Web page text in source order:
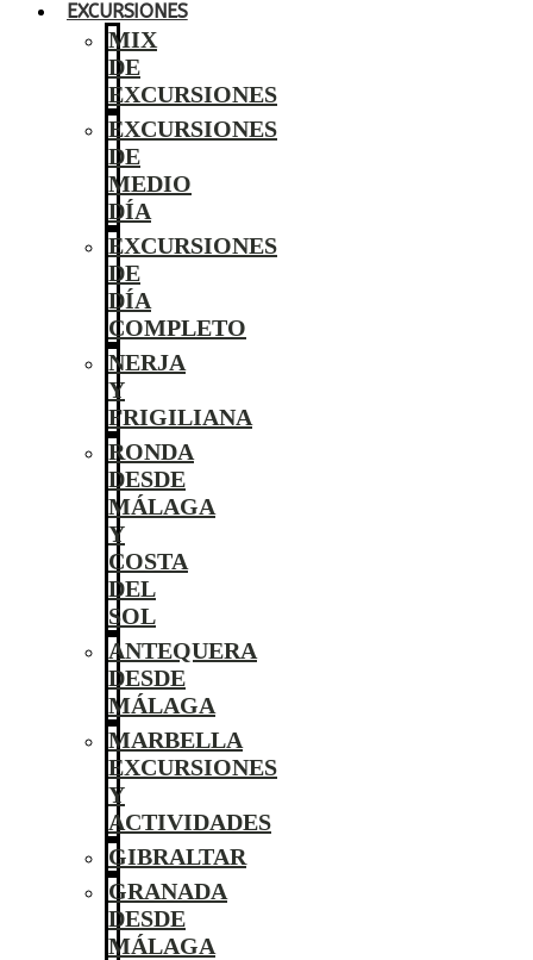
EXCURSIONES
MIX
DE
EXCURSIONES
EXCURSIONES
DE
MEDIO
DÍA
EXCURSIONES
DE
DÍA
COMPLETO
NERJA
Y
FRIGILIANA
RONDA
DESDE
MÁLAGA
Y
COSTA
DEL
SOL
ANTEQUERA
DESDE
MÁLAGA
MARBELLA
EXCURSIONES
Y
ACTIVIDADES
GIBRALTAR
GRANADA
DESDE
MÁLAGA